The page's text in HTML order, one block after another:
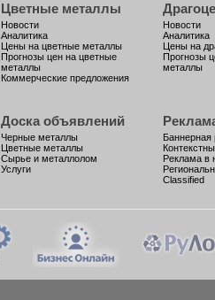
Цветные металлы
Новости
Аналитика
Цены на цветные металлы
Прогнозы цен на цветные
металлы
Коммерческие предложения
Новости
Аналитика
Цены на
Прогнозы
металлы
Доска объявлений
Черные металлы
Цветные металлы
Сырье и металлолом
Услуги
Баннерная
Реклама в
Classified